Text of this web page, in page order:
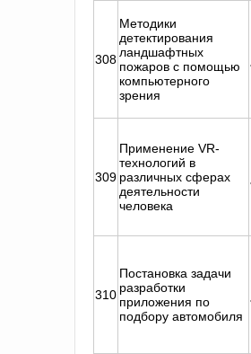
308
Методики
детектирования
ландшафтных
пожаров с помощью
компьютерного
зрения
309
Применение VR-
технологий в
различных сферах
деятельности
человека
310
Постановка задачи
разработки
приложения по
подбору автомобиля